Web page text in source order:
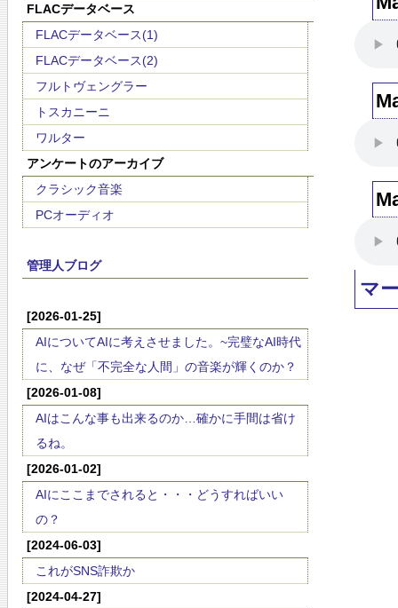
FLACデータベース
FLACデータベース(1)
FLACデータベース(2)
フルトヴェングラー
トスカニーニ
ワルター
アンケートのアーカイブ
クラシック音楽
PCオーディオ
管理人ブログ
[2026-01-25]
AIについてAIに考えさせました。~完璧なAI時代
に、なぜ「不完全な人間」の音楽が輝くのか？
[2026-01-08]
AIはこんな事も出来るのか…確かに手間は省け
るね。
[2026-01-02]
AIにここまでされると・・・どうすればいい
の？
[2024-06-03]
これがSNS詐欺か
[2024-04-27]
マ